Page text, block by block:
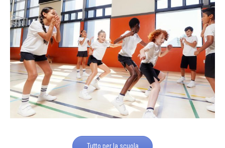
Tutto per la scuola